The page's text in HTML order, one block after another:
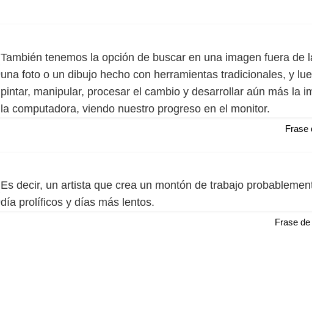
También tenemos la opción de buscar en una imagen fuera de
una foto o un dibujo hecho con herramientas tradicionales, y
pintar, manipular, procesar el cambio y desarrollar aún más la
la computadora, viendo nuestro progreso en el monitor.
Frase
Es decir, un artista que crea un montón de trabajo
día prolíficos y días más lentos.
Frase de